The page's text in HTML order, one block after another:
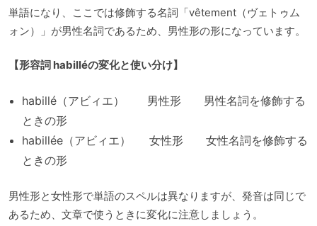
単語になり、ここでは修飾する名詞「vêtement（ヴェトゥム
ォン）」が男性名詞であるため、男性形の形になっています。
【形容詞 habilléの変化と使い分け】
habillé（アビィエ） 男性形 男性名詞を修飾する
ときの形
habillée（アビィエ） 女性形 女性名詞を修飾する
ときの形
男性形と女性形で単語のスペルは異なりますが、発音は同じで
あるため、文章で使うときに変化に注意しましょう。